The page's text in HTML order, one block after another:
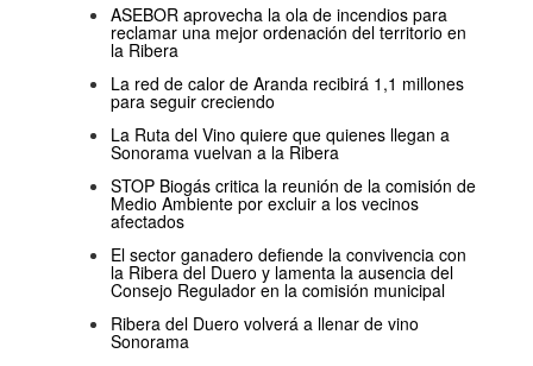
ASEBOR aprovecha la ola de incendios para
reclamar una mejor ordenación del territorio en
la Ribera
La red de calor de Aranda recibirá 1,1 millones
para seguir creciendo
La Ruta del Vino quiere que quienes llegan a
Sonorama vuelvan a la Ribera
STOP Biogás critica la reunión de la comisión de
Medio Ambiente por excluir a los vecinos
afectados
El sector ganadero defiende la convivencia con
la Ribera del Duero y lamenta la ausencia del
Consejo Regulador en la comisión municipal
Ribera del Duero volverá a llenar de vino
Sonorama